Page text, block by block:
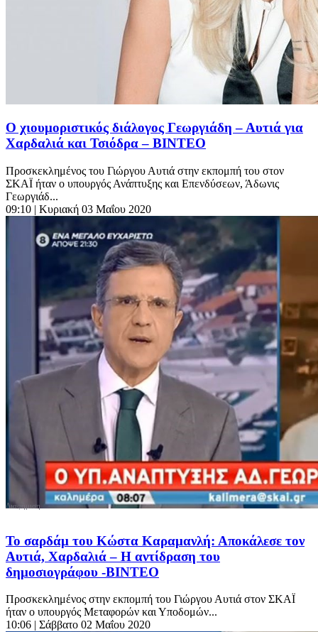
Ο χιουμοριστικός διάλογος Γεωργιάδη – Αυτιά για
Χαρδαλιά και Τσιόδρα – ΒΙΝΤΕΟ
Προσκεκλημένος του Γιώργου Αυτιά στην εκπομπή του στον
ΣΚΑΪ ήταν ο υπουργός Ανάπτυξης και Επενδύσεων, Άδωνις
Γεωργιάδ...
09:10 | Κυριακή 03 Μαΐου 2020
Το σαρδάμ του Κώστα Καραμανλή: Αποκάλεσε τον
Αυτιά, Χαρδαλιά – Η αντίδραση του
δημοσιογράφου -ΒΙΝΤΕΟ
Προσκεκλημένος στην εκπομπή του Γιώργου Αυτιά στον ΣΚΑΪ
ήταν ο υπουργός Μεταφορών και Υποδομών...
10:06 | Σάββατο 02 Μαΐου 2020